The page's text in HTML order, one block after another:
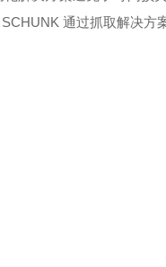
通过抓取解决